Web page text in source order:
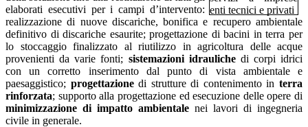
elaborati esecutivi per i campi d’intervento:
realizzazione di nuove discariche, bonifica e recupero ambientale
definitivo di discariche esaurite; progettazione di bacini in terra per
lo stoccaggio finalizzato al riutilizzo in agricoltura delle acque
provenienti da varie fonti; sistemazioni idraulichedi corpi idrici
con un corretto inserimento dal punto di vista ambientale e
paesaggistico; progettazionedi strutture di contenimento interra
rinforzata; supporto alla progettazione ed esecuzione delle opere di
minimizzazione di impatto ambientale nei lavori di ingegneria
civile in generale.